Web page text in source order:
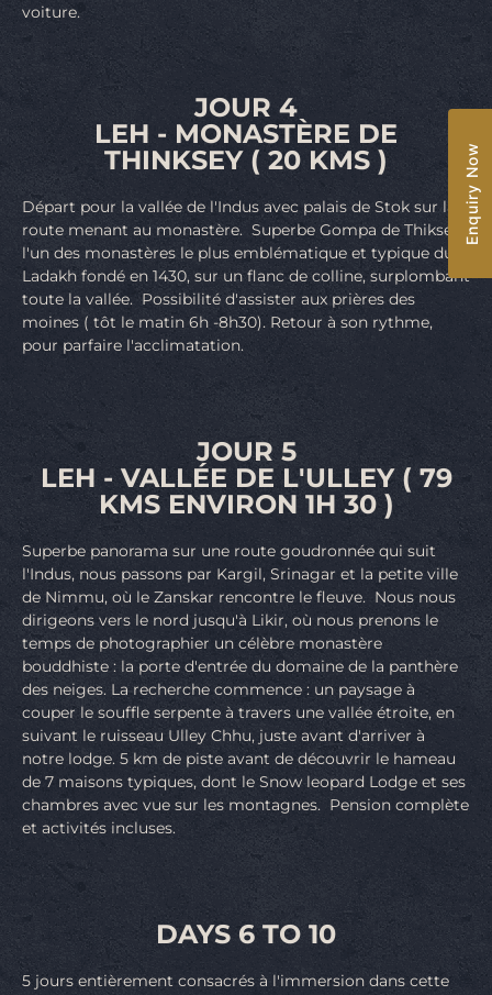
Enquiry Now
voiture.
JOUR 4
LEH - MONASTÈRE DE
THINKSEY ( 20 KMS )
Départ pour la vallée de l'Indus avec palais de Stok sur la
route menant au monastère. Superbe Gompa de Thiksey
l'un des monastères le plus emblématique et typique du
Ladakh fondé en 1430, sur un flanc de colline, surplombant
toute la vallée. Possibilité d'assister aux prières des
moines ( tôt le matin 6h -8h30). Retour à son rythme,
pour parfaire l'acclimatation.
JOUR 5
LEH - VALLÉE DE L'ULLEY ( 79
KMS ENVIRON 1H 30 )
Superbe panorama sur une route goudronnée qui suit
l'Indus, nous passons par Kargil, Srinagar et la petite ville
de Nimmu, où le Zanskar rencontre le fleuve. Nous nous
dirigeons vers le nord jusqu'à Likir, où nous prenons le
temps de photographier un célèbre monastère
bouddhiste : la porte d'entrée du domaine de la panthère
des neiges. La recherche commence : un paysage à
couper le souffle serpente à travers une vallée étroite, en
suivant le ruisseau Ulley Chhu, juste avant d'arriver à
notre lodge. 5 km de piste avant de découvrir le hameau
de 7 maisons typiques, dont le Snow leopard Lodge et ses
chambres avec vue sur les montagnes. Pension complète
et activités incluses.
DAYS 6 TO 10
5 jours entièrement consacrés à l'immersion dans cette